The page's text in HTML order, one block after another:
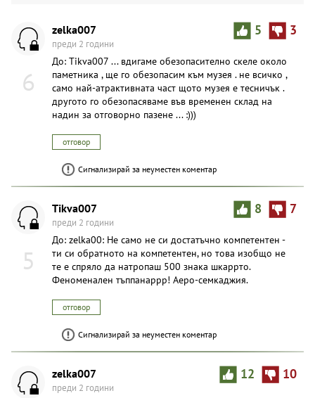
6
5 3
zelka007
преди 2 години
До: Tikva007 ... вдигаме обезопасително скеле около
паметника , ще го обезопасим към музея . не всичко ,
само най-атрактивната част щото музея е тесничък .
другото го обезопасяваме във временен склад на
надин за отговорно пазене ... :)))
отговор
Сигнализирай за неуместен коментар
5
8 7
Tikva007
преди 2 години
До: zelka00: Не само не си достатъчно компетентен -
ти си обратното на компетентен, но това изобщо не
те е спряло да натропаш 500 знака шкаррто.
Феноменален тъппанаррр! Аеро-семкаджия.
отговор
Сигнализирай за неуместен коментар
12 10
zelka007
преди 2 години